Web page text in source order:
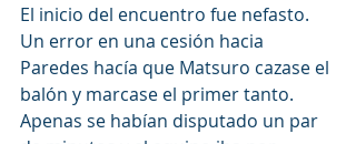
El inicio del encuentro fue nefasto.
Un error en una cesión hacia
Paredes hacía que Matsuro cazase el
balón y marcase el primer tanto.
Apenas se habían disputado un par